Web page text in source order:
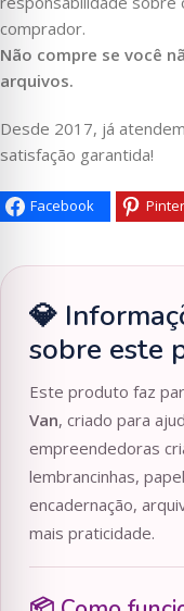
comprador.
Não compre se você
arquivos.
Desde 2017, já
satisfação garantida!
Facebook
💎
sobre este
Este produto faz
Van, criado para
empreendedoras
lembrancinhas,
encadernação,
mais praticidade.